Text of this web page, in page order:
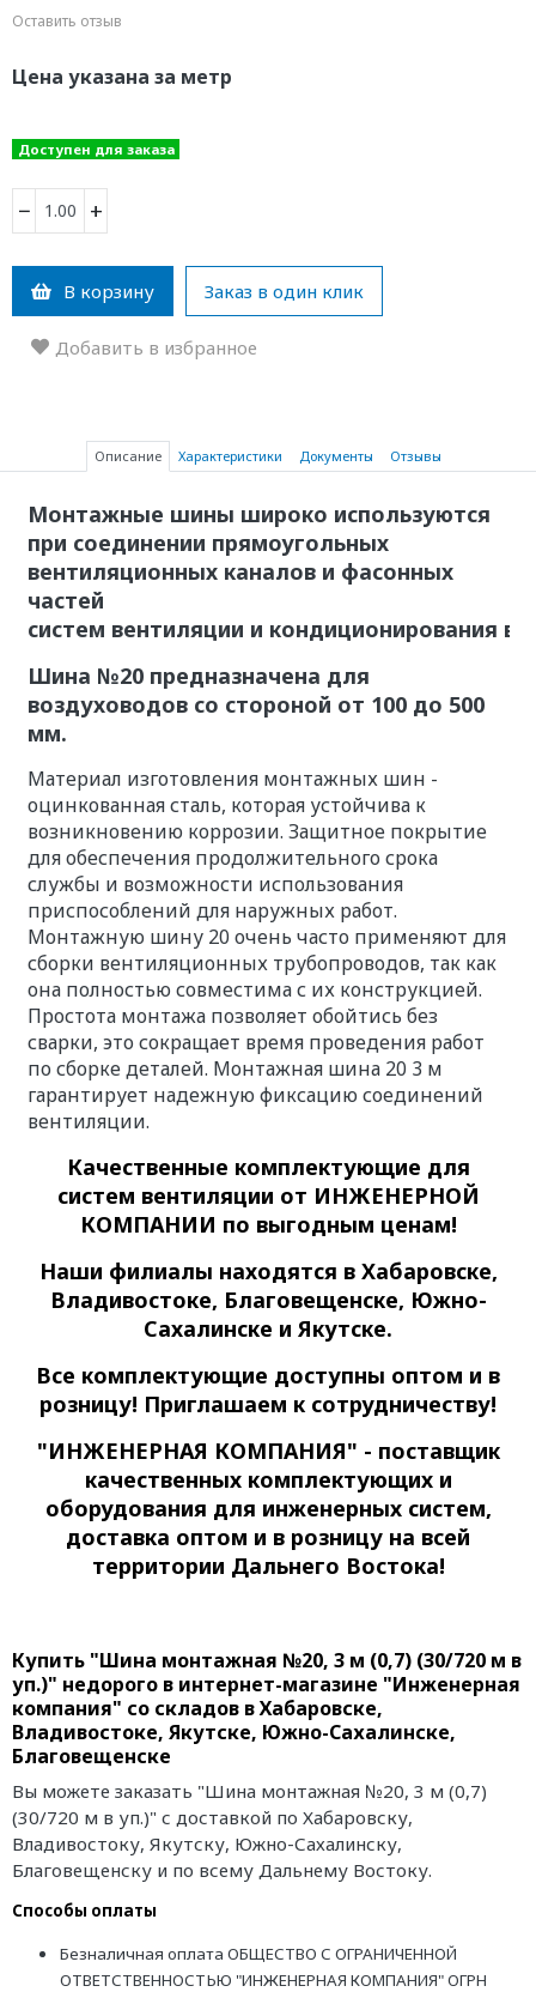
Оставить отзыв
Цена указана за метр
Доступен для заказа
− +
В корзину Заказ в один клик
Добавить в избранное
Описание Характеристики Документы Отзывы
Монтажные шины широко используются
при соединении прямоугольных
вентиляционных каналов и фасонных
частей
систем вентиляции и кондиционирования
Шина №20 предназначена для
воздуховодов со стороной от 100 до 500
мм.
Материал изготовления монтажных шин -
оцинкованная сталь, которая устойчива к
возникновению коррозии. Защитное покрытие
для обеспечения продолжительного срока
службы и возможности использования
приспособлений для наружных работ.
Монтажную шину 20 очень часто применяют для
сборки вентиляционных трубопроводов, так как
она полностью совместима с их конструкцией.
Простота монтажа позволяет обойтись без
сварки, это сокращает время проведения работ
по сборке деталей. Монтажная шина 20 3 м
гарантирует надежную фиксацию соединений
вентиляции.
Качественные комплектующие для
систем вентиляции от ИНЖЕНЕРНОЙ
КОМПАНИИ по выгодным ценам!
Наши филиалы находятся в Хабаровске,
Владивостоке, Благовещенске, Южно-
Сахалинске и Якутске.
Все комплектующие доступны оптом и в
розницу! Приглашаем к сотрудничеству!
"ИНЖЕНЕРНАЯ КОМПАНИЯ" - поставщик
качественных комплектующих и
оборудования для инженерных систем,
доставка оптом и в розницу на всей
территории Дальнего Востока!
Купить "Шина монтажная №20, 3 м (0,7) (30/720 м в
уп.)" недорого в интернет-магазине "Инженерная
компания" со складов в Хабаровске,
Владивостоке, Якутске, Южно-Сахалинске,
Благовещенске
Вы можете заказать "Шина монтажная №20, 3 м (0,7)
(30/720 м в уп.)" с доставкой по Хабаровску,
Владивостоку, Якутску, Южно-Сахалинску,
Благовещенску и по всему Дальнему Востоку.
Способы оплаты
Безналичная оплата ОБЩЕСТВО С ОГРАНИЧЕННОЙ
ОТВЕТСТВЕННОСТЬЮ "ИНЖЕНЕРНАЯ КОМПАНИЯ" ОГРН